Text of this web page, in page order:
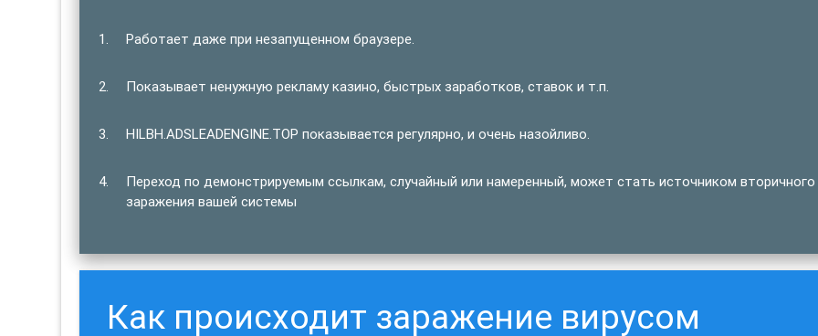
Работает даже при незапущенном браузере.
Показывает ненужную рекламу казино, быстрых заработков, ставок и т.п.
HILBH.ADSLEADENGINE.TOP показывается регулярно, и очень назойливо.
Переход по демонстрируемым ссылкам, случайный или намеренный, может стать источником вторичного
заражения вашей системы
Как происходит заражение вирусом